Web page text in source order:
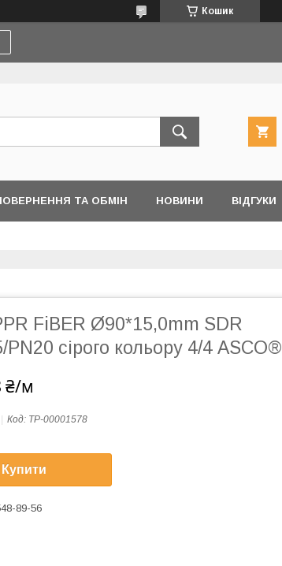
Кошик
ТА ОБМІН НОВИНИ ВІДГУКИ
FiBER Ø90*15,0mm SDR
PN20 сірого кольору 4/4 ASCO®
₴/м
Код: ТР-00001578
Купити
89-56